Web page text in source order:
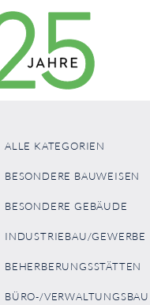
ALLE KATEGORIEN
BESONDERE BAUWEISEN
BESONDERE GEBÄUDE
INDUSTRIEBAU/GEWERBE
BEHERBERUNGSSTÄTTEN
BÜRO-/VERWALTUNGSBAU